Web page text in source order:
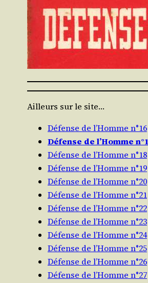
Ailleurs sur le site…
Défense de l’Homme n°16
Défense de l’Homme
Défense de l’Homme n°18
Défense de l’Homme n°19
Défense de l’Homme n°20
Défense de l’Homme n°21
Défense de l’Homme n°22
Défense de l’Homme n°23
Défense de l’Homme n°24
Défense de l’Homme n°25
Défense de l’Homme n°26
Défense de l’Homme n°27